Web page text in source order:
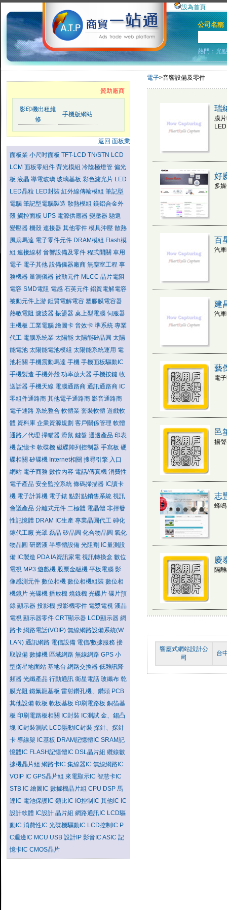
設為首頁
公司名稱
熱門：光
贊助廠商
影印機出租維
修
手機版網站
返回 面板業
面板業 小尺吋面板 TFT-LCD TN/STN LCD
LCM 面板零組件 背光模組 冷陰極燈管 偏光
板 液晶 導電玻璃 玻璃基板 彩色濾光片 LED
LED晶粒 LED封裝 紅外線傳輸模組 筆記型
電腦 筆記型電腦製造 散熱模組 鎂鋁合金外
殼 觸控面板 UPS 電源供應器 變壓器馳返
變壓器 機殼 連接器 其他零件 模具沖壓 散熱
風扇馬達 電子零件元件 DRAM模組 Flash模
組 連接線材 音響設備及零件 程式開關 車用
電子 電子其他 設備儀器廠商 無塵室工程 事
務機器 量測儀器 被動元件 MLCC 晶片電阻
電容 SMD電阻 電感 石英元件 鋁質電解電容
被動元件上游 鉭質電解電容 塑膠膜電容器
熱敏電阻 濾波器 振盪器 桌上型電腦 伺服器
主機板 工業電腦 繪圖卡 音效卡 準系統 專業
代工 電腦系統業 太陽能 太陽能矽晶圓 太陽
能電池 太陽能電池模組 太陽能系統運用 電
池相關 手機震動馬達 手機 手機面板驅動IC
手機製造 手機外殼 功率放大器 手機按鍵 收
送話器 手機天線 電腦通路商 通訊通路商 IC
零組件通路商 其他電子通路商 影音通路商
電子通路 系統整合 軟體業 套裝軟體 遊戲軟
體 資料庫 企業資源規劃 客戶關係管理 軟體
通路／代理 掃瞄器 滑鼠 鍵盤 週邊產品 印表
機 記憶卡 軟碟機 磁碟陣列控制器 手寫板 硬
碟相關 矽碟機 Internet相關 搜尋引擎 入口
網站 電子商務 數位內容 電話/傳真機 消費性
電子產品 安全監控系統 條碼掃描器 IC讀卡
機 電子計算機 電子錶 點對點銷售系統 視訊
會議產品 分離式元件 二極體 電晶體 非揮發
性記憶體 DRAM IC生產 專業晶圓代工 砷化
鎵代工廠 光罩 磊晶 矽晶圓 化合物晶圓 氧化
物晶圓 研磨液 半導體設備 光阻劑 IC量測設
備 IC製造 PDA IA資訊家電 視訊轉換盒 數位
電視 MP3 遊戲機 股票金融機 平板電腦 影
像感測元件 數位相機 數位相機組裝 數位相
機鏡片 光碟機 播放機 燒錄機 光碟片 碟片預
錄 顯示器 投影機 投影機零件 電漿電視 液晶
電視 顯示器零件 CRT顯示器 LCD顯示器 網
路卡 網路電話(VOIP) 無線網路設備系統(W
LAN) 通訊網路 電信設備 電信/數據服務 接
取設備 數據機 區域網路 無線網路 GPS 小
型衛星地面站 基地台 網路交換器 低雜訊降
頻器 光纖產品 行動通訊 衛星電話 玻纖布 乾
膜光阻 鐵氟龍基板 雷射鑽孔機、鑽頭 PCB
其他設備 軟板 軟板基板 印刷電路板 銅箔基
板 印刷電路板相關 IC封裝 IC測試 金、錫凸
塊 IC封裝測試 LCD驅動IC封裝 探針、探針
卡 導線架 IC基板 DRAM記憶體IC SRAM記
憶體IC FLASH記憶體IC DSL晶片組 纜線數
據機晶片組 網路卡IC 集線器IC 無線網路IC
VOIP IC GPS晶片組 來電顯示IC 智慧卡IC
STB IC 繪圖IC 數據機晶片組 CPU DSP 馬
達IC 電池保護IC 類比IC IO控制IC 其他IC IC
設計軟體 IC設計 晶片組 網路通訊IC LCD驅
動IC 消費性IC 光碟機驅動IC LCD控制IC P
C週邊IC MCU USB 設計IP 影音IC ASIC 記
憶卡IC CMOS晶片
電子>音響設備及零件
瑞
膜
LED
好
多
百
汽
建
汽
藝
電
邑
揚
志
蜂
慶
隔
響應式網站設計公
司
台